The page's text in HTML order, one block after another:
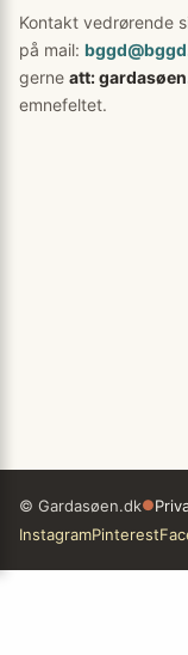
Kontakt vedrørende
på mail:
gerne att:
emnefeltet.
© Gardasøen.dk●
InstagramPinterest